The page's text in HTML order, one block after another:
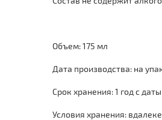
Объем: 175 мл
Дата производства: на
Срок хранения: 1 год с
Условия хранения: